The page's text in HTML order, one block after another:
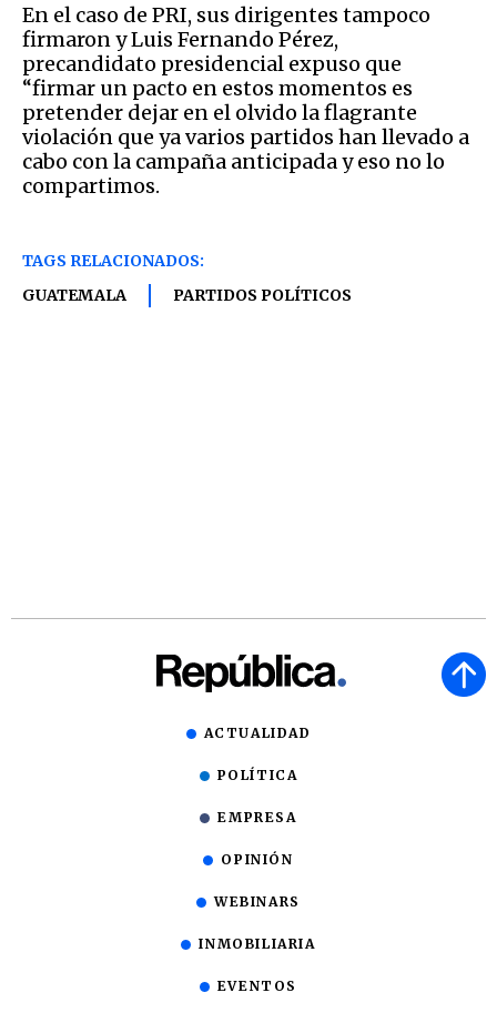
En el caso de PRI, sus dirigentes tampoco
firmaron y Luis Fernando Pérez,
precandidato presidencial expuso que
“firmar un pacto en estos momentos es
pretender dejar en el olvido la flagrante
violación que ya varios partidos han llevado a
cabo con la campaña anticipada y eso no lo
compartimos.
TAGS RELACIONADOS:
GUATEMALA
PARTIDOS POLÍTICOS
ACTUALIDAD
POLÍTICA
EMPRESA
OPINIÓN
WEBINARS
INMOBILIARIA
EVENTOS